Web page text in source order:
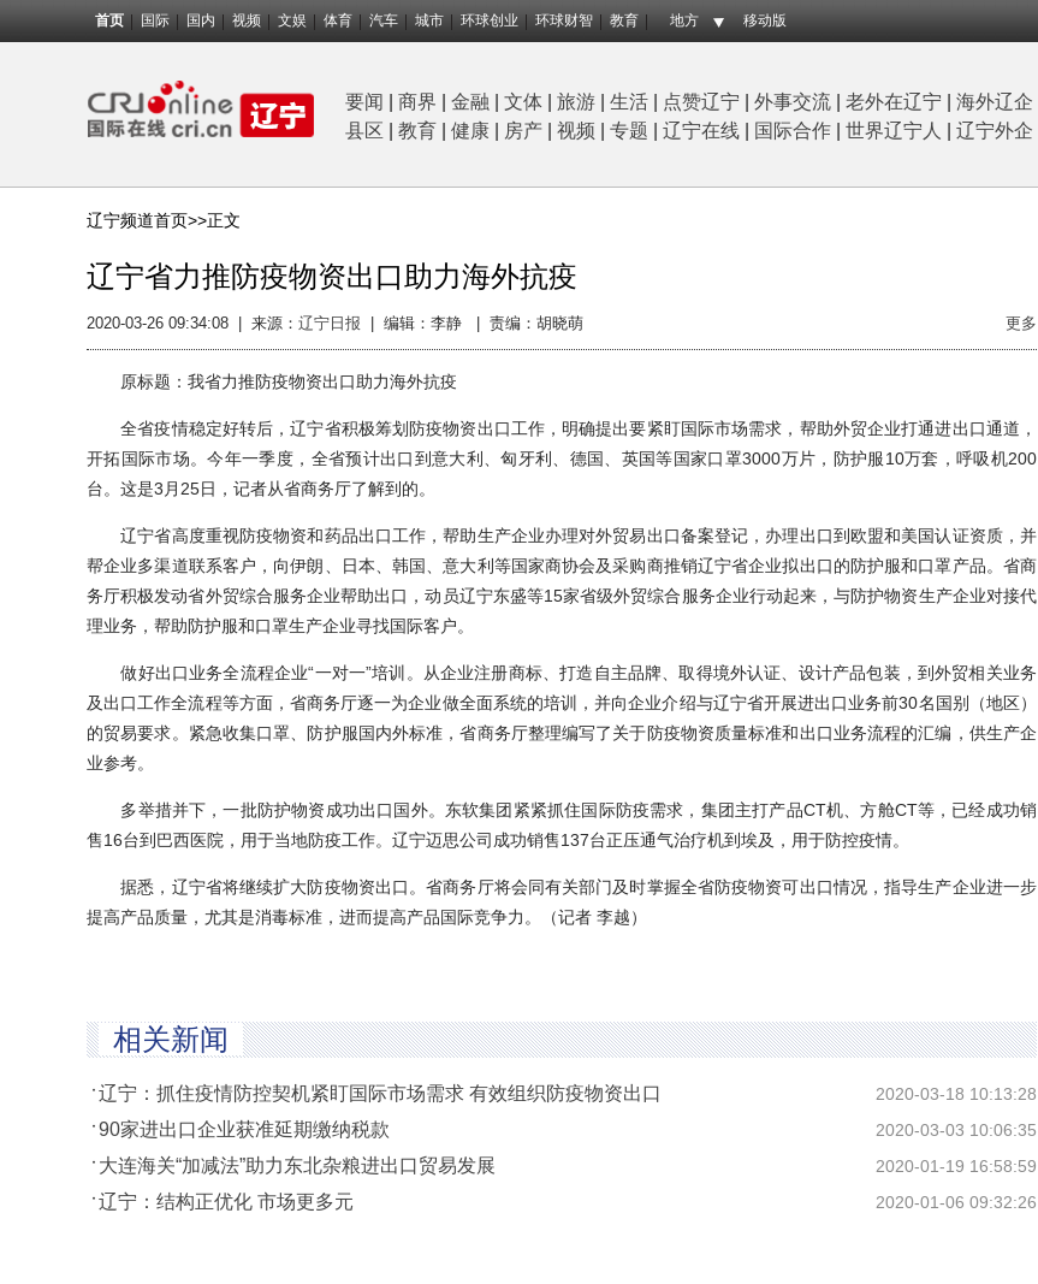
首页 国际 国内 视频 文娱 体育 汽车 城市 环球创业 环球财智 教育 地方 移动版
要闻 商界 金融 文体 旅游 生活 点赞辽宁 外事交流 老外在辽宁
海外辽企
县区
教育 健康 房产 视频 专题 辽宁在线 国际合作 世界辽宁人 辽宁外企
辽宁频道首页>>正文
辽宁省力推防疫物资出口助力海外抗疫
2020-03-26 09:34:08 来源： 辽宁日报 编辑：李静 | 责编：胡晓萌 更多
原标题：我省力推防疫物资出口助力海外抗疫
全省疫情稳定好转后，辽宁省积极筹划防疫物资出口工作，明确提出要紧盯国际市场需求，帮助外贸企业打通进出口通道，
开拓国际市场。今年一季度，全省预计出口到意大利、匈牙利、德国、英国等国家口罩3000万片，防护服10万套，呼吸机200
台。这是3月25日，记者从省商务厅了解到的。
辽宁省高度重视防疫物资和药品出口工作，帮助生产企业办理对外贸易出口备案登记，办理出口到欧盟和美国认证资质，并
帮企业多渠道联系客户，向伊朗、日本、韩国、意大利等国家商协会及采购商推销辽宁省企业拟出口的防护服和口罩产品。省商
务厅积极发动省外贸综合服务企业帮助出口，动员辽宁东盛等15家省级外贸综合服务企业行动起来，与防护物资生产企业对接代
理业务，帮助防护服和口罩生产企业寻找国际客户。
做好出口业务全流程企业“一对一”培训。从企业注册商标、打造自主品牌、取得境外认证、设计产品包装，到外贸相关业务
及出口工作全流程等方面，省商务厅逐一为企业做全面系统的培训，并向企业介绍与辽宁省开展进出口业务前30名国别（地区）
的贸易要求。紧急收集口罩、防护服国内外标准，省商务厅整理编写了关于防疫物资质量标准和出口业务流程的汇编，供生产企
业参考。
多举措并下，一批防护物资成功出口国外。东软集团紧紧抓住国际防疫需求，集团主打产品CT机、方舱CT等，已经成功销
售16台到巴西医院，用于当地防疫工作。辽宁迈思公司成功销售137台正压通气治疗机到埃及，用于防控疫情。
据悉，辽宁省将继续扩大防疫物资出口。省商务厅将会同有关部门及时掌握全省防疫物资可出口情况，指导生产企业进一步
提高产品质量，尤其是消毒标准，进而提高产品国际竞争力。（记者 李越）
相关新闻
2020-03-18 10:13:28
辽宁：抓住疫情防控契机紧盯国际市场需求 有效组织防疫物资出口
2020-03-03 10:06:35
90家进出口企业获准延期缴纳税款
2020-01-19 16:58:59
大连海关“加减法”助力东北杂粮进出口贸易发展
2020-01-06 09:32:26
辽宁：结构正优化 市场更多元